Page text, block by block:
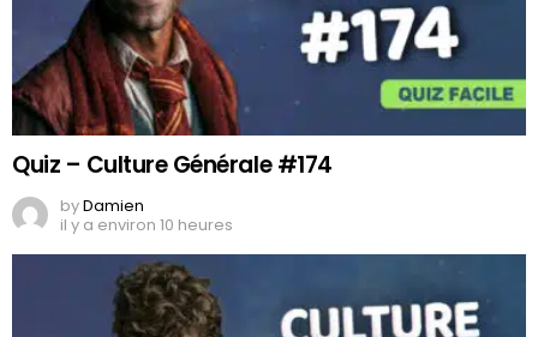
Quiz – Culture Générale #174
byDamien
il y a environ 10 heures